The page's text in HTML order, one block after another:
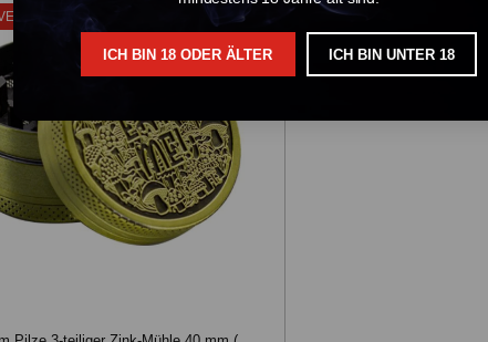
ICH BIN 18 ODER ÄLTER ICH BIN UNTER 18
€ 14.99 AUSVERKAUFT